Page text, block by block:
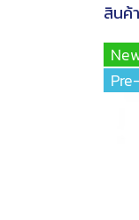
สินค้